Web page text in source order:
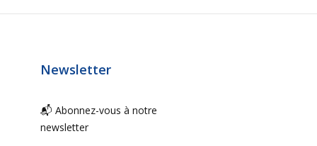
Newsletter
📬 Abonnez-vous à notre
newsletter